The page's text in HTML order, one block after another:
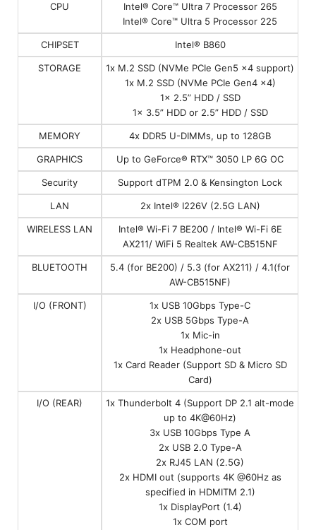
CPU
Intel® Core™ Ultra 7 Processor 265
Intel® Core™ Ultra 5 Processor 225
CHIPSET Intel® B860
STORAGE
1x M.2 SSD (NVMe PCIe Gen5 x4 support)
1x M.2 SSD (NVMe PCIe Gen4 x4)
1x 2.5” HDD / SSD
1x 3.5” HDD or 2.5” HDD / SSD
MEMORY 4x DDR5 U-DIMMs, up to 128GB
GRAPHICS Up to GeForce® RTX™ 3050 LP 6G OC
Security Support dTPM 2.0 & Kensington Lock
LAN 2x Intel® I226V (2.5G LAN)
WIRELESS LAN
Intel® Wi-Fi 7 BE200 / Intel® Wi-Fi 6E
AX211/ WiFi 5 Realtek AW-CB515NF
BLUETOOTH
5.4 (for BE200) / 5.3 (for AX211) / 4.1(for
AW-CB515NF)
I/O (FRONT)
1x USB 10Gbps Type-C
2x USB 5Gbps Type-A
1x Mic-in
1x Headphone-out
1x Card Reader (Support SD & Micro SD
Card)
I/O (REAR)
1x Thunderbolt 4 (Support DP 2.1 alt-mode
up to 4K@60Hz)
3x USB 10Gbps Type A
2x USB 2.0 Type-A
2x RJ45 LAN (2.5G)
2x HDMI out (supports 4K @60Hz as
specified in HDMITM 2.1)
1x DisplayPort (1.4)
1x COM port